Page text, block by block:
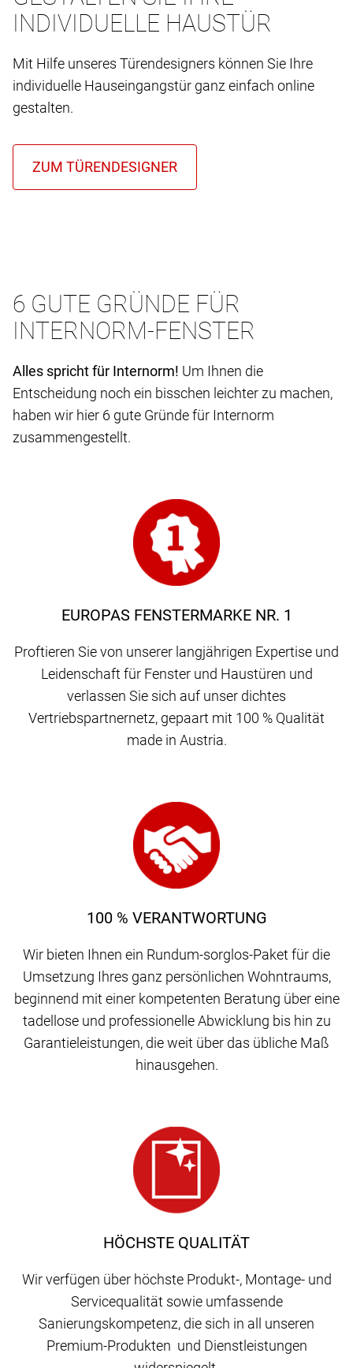
INDIVIDUELLE HAUSTÜR
Mit Hilfe unseres Türendesigners können Sie Ihre
individuelle Hauseingangstür ganz einfach online
gestalten.
6 GUTE GRÜNDE FÜR
INTERNORM-FENSTER
Alles spricht für Internorm! Um Ihnen die
Entscheidung noch ein bisschen leichter zu machen,
haben wir hier 6 gute Gründe für Internorm
zusammengestellt.
EUROPAS FENSTERMARKE NR. 1
Proftieren Sie von unserer langjährigen Expertise und
Leidenschaft für Fenster und Haustüren und
verlassen Sie sich auf unser dichtes
Vertriebspartnernetz, gepaart mit 100 % Qualität
made in Austria.
HÖCHSTE QUALITÄT
Wir verfügen über höchste Produkt-, Montage- und
Servicequalität sowie umfassende
Sanierungskompetenz, die sich in all unseren
Premium-Produkten und Dienstleistungen
100 % VERANTWORTUNG
Wir bieten Ihnen ein Rundum-sorglos-Paket für die
Umsetzung Ihres ganz persönlichen Wohntraums,
beginnend mit einer kompetenten Beratung über eine
tadellose und professionelle Abwicklung bis hin zu
Garantieleistungen, die weit über das übliche Maß
hinausgehen.